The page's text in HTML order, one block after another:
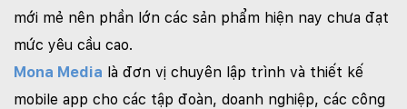
mới mẻ nên phần lớn các sản phẩm hiện nay chưa đạt
mức yêu cầu cao.
Mona Media là đơn vị chuyên lập trình và thiết kế
mobile app cho các tập đoàn, doanh nghiệp, các công